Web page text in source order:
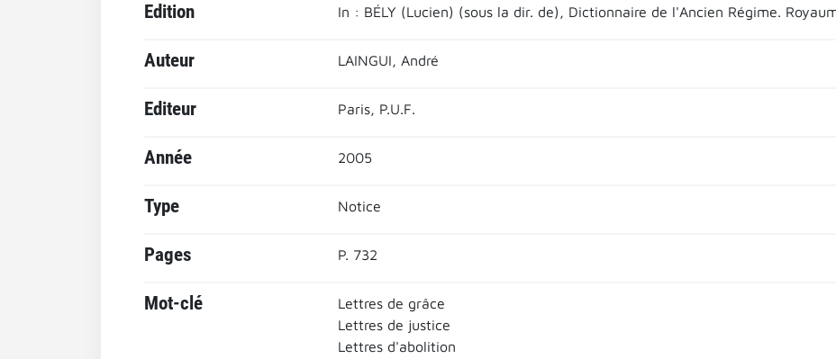
Edition In : BÉLY (Lucien) (sous la dir. de), Dictionnaire de l'Ancien Régime.
Auteur LAINGUI, André
Editeur Paris, P.U.F.
Année 2005
Type Notice
Pages P. 732
Mot-clé
Lettres de grâce
Lettres de justice
Lettres d'abolition